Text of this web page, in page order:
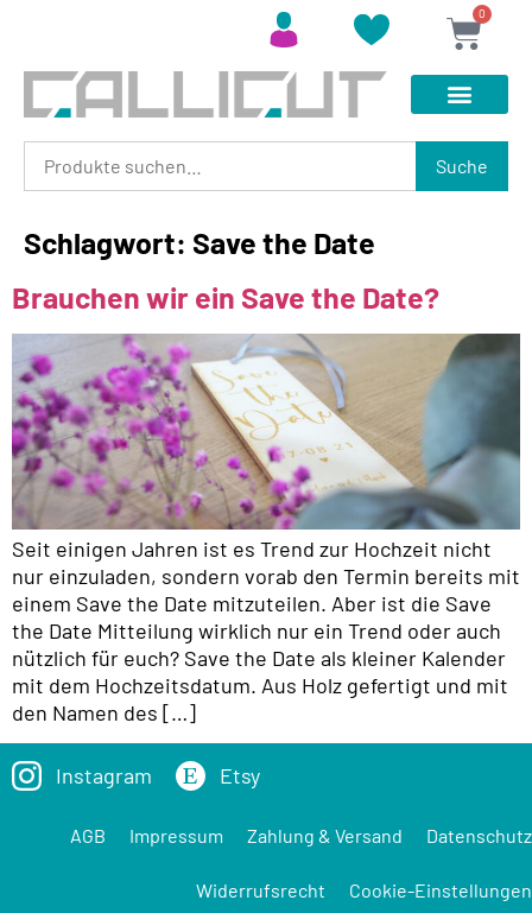
0
Suche
Schlagwort: Save the Date
Brauchen wir ein Save the Date?
Seit einigen Jahren ist es Trend zur Hochzeit nicht
nur einzuladen, sondern vorab den Termin bereits mit
einem Save the Date mitzuteilen. Aber ist die Save
the Date Mitteilung wirklich nur ein Trend oder auch
nützlich für euch? Save the Date als kleiner Kalender
mit dem Hochzeitsdatum. Aus Holz gefertigt und mit
den Namen des […]
Instagram Etsy
AGB Impressum Zahlung & Versand Datenschutz
Widerrufsrecht Cookie-Einstellungen